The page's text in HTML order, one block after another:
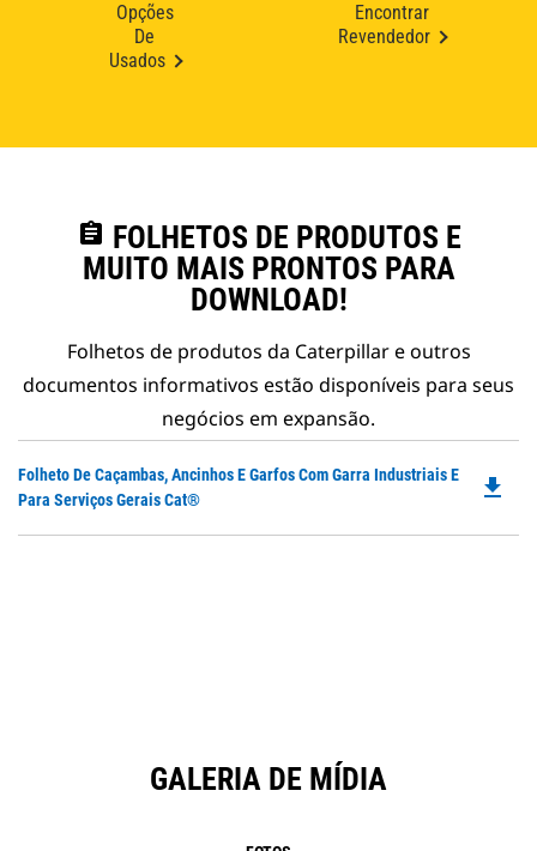
Opções
De
Usados
Encontrar
Revendedor
assignment FOLHETOS DE PRODUTOS E
MUITO MAIS PRONTOS PARA
DOWNLOAD!
Folhetos de produtos da Caterpillar e outros
documentos informativos estão disponíveis para seus
negócios em expansão.
Folheto De Caçambas, Ancinhos E Garfos Com Garra Industriais E
Para Serviços Gerais Cat®
file_download
GALERIA DE MÍDIA